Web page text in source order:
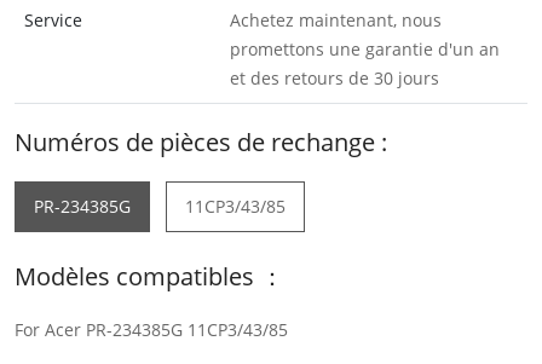
Service
Achetez maintenant, nous
promettons une garantie d'un an
et des retours de 30 jours
Numéros de pièces de rechange :
PR-234385G 11CP3/43/85
Modèles compatibles ：
For Acer PR-234385G 11CP3/43/85